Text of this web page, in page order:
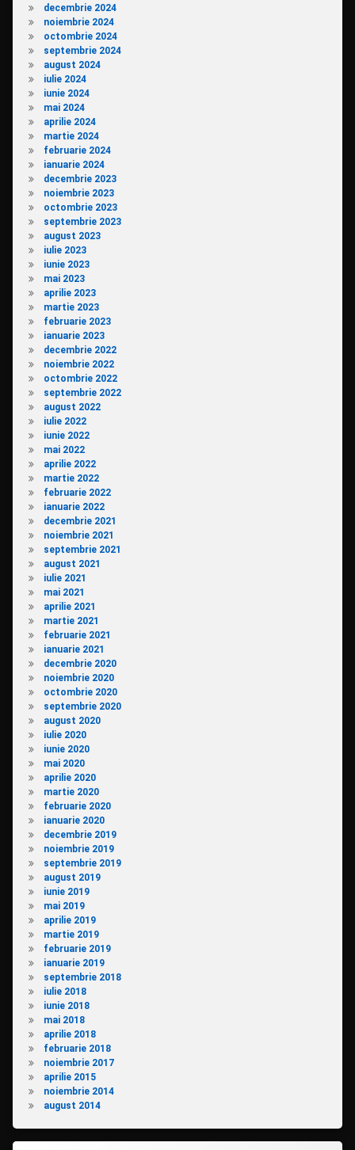
decembrie 2024
noiembrie 2024
octombrie 2024
septembrie 2024
august 2024
iulie 2024
iunie 2024
mai 2024
aprilie 2024
martie 2024
februarie 2024
ianuarie 2024
decembrie 2023
noiembrie 2023
octombrie 2023
septembrie 2023
august 2023
iulie 2023
iunie 2023
mai 2023
aprilie 2023
martie 2023
februarie 2023
ianuarie 2023
decembrie 2022
noiembrie 2022
octombrie 2022
septembrie 2022
august 2022
iulie 2022
iunie 2022
mai 2022
aprilie 2022
martie 2022
februarie 2022
ianuarie 2022
decembrie 2021
noiembrie 2021
septembrie 2021
august 2021
iulie 2021
mai 2021
aprilie 2021
martie 2021
februarie 2021
ianuarie 2021
decembrie 2020
noiembrie 2020
octombrie 2020
septembrie 2020
august 2020
iulie 2020
iunie 2020
mai 2020
aprilie 2020
martie 2020
februarie 2020
ianuarie 2020
decembrie 2019
noiembrie 2019
septembrie 2019
august 2019
iunie 2019
mai 2019
aprilie 2019
martie 2019
februarie 2019
ianuarie 2019
septembrie 2018
iulie 2018
iunie 2018
mai 2018
aprilie 2018
februarie 2018
noiembrie 2017
aprilie 2015
noiembrie 2014
august 2014